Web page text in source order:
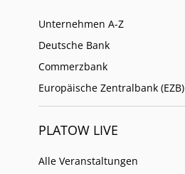
Unternehmen A-Z
Deutsche Bank
Commerzbank
Europäische Zentralbank (EZB)
PLATOW LIVE
Alle Veranstaltungen